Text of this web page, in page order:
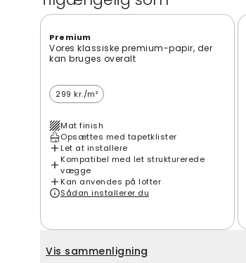
Premium
Vores klassiske premium-papir, der
kan bruges overalt
299 kr./m²
Mat finish
Opsættes med tapetklister
Let at installere
Kompatibel med let strukturerede
vægge
Kan anvendes på lofter
Sådan installerer du
Vis sammenligning